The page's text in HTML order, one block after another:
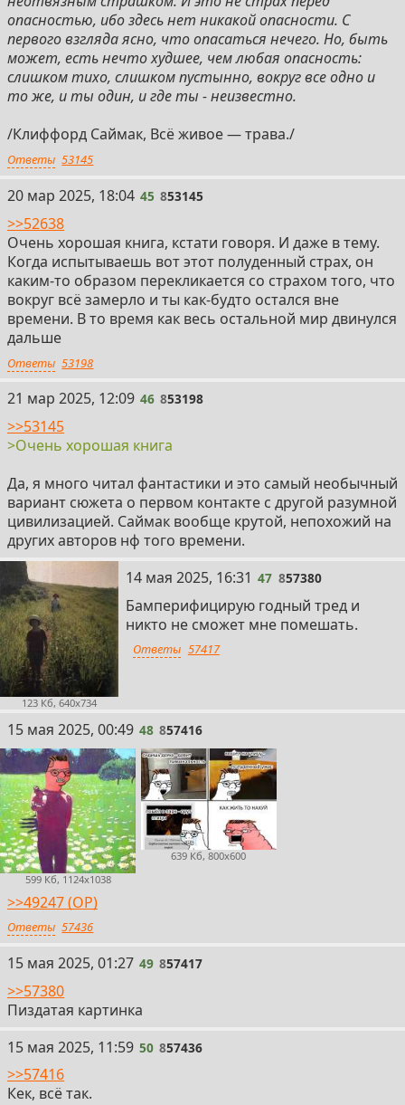
опасностью, ибо здесь нет никакой опасности. С
первого взгляда ясно, что опасаться нечего. Но, быть
может, есть нечто худшее, чем любая опасность:
слишком тихо, слишком пустынно, вокруг все одно и
то же, и ты один, и где ты - неизвестно.
/Клиффорд Саймак, Всё живое — трава./
Ответы 53145
45
20 мар 2025, 18:04 45 853145
>>52638
Очень хорошая книга, кстати говоря. И даже в тему.
Когда испытываешь вот этот полуденный страх, он
каким-то образом перекликается со страхом того, что
вокруг всё замерло и ты как-будто остался вне
времени. В то время как весь остальной мир двинулся
дальше
Ответы 53198
46
21 мар 2025, 12:09 46 853198
>>53145
>Очень хорошая книга
Да, я много читал фантастики и это самый необычный
вариант сюжета о первом контакте с другой разумной
цивилизацией. Саймак вообще крутой, непохожий на
других авторов нф того времени.
123 Кб, 640x734
47
14 мая 2025, 16:31 47 857380
Бамперифицирую годный тред и
никто не сможет мне помешать.
Ответы 57417
48
15 мая 2025, 00:49 48 857416
599 Кб, 1124x1038
639 Кб, 800x600
>>49247 (OP)
Ответы 57436
49
15 мая 2025, 01:27 49 857417
>>57380
Пиздатая картинка
50
15 мая 2025, 11:59 50 857436
>>57416
Кек, всё так.